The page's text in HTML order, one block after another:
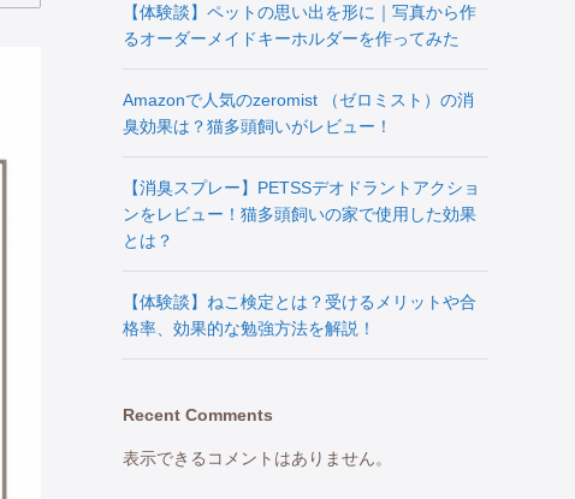
【体験談】ペットの思い出を形に｜写真から作
るオーダーメイドキーホルダーを作ってみた
Amazonで人気のzeromist （ゼロミスト）の消
臭効果は？猫多頭飼いがレビュー！
【消臭スプレー】PETSSデオドラントアクショ
ンをレビュー！猫多頭飼いの家で使用した効果
とは？
【体験談】ねこ検定とは？受けるメリットや合
格率、効果的な勉強方法を解説！
Recent Comments
表示できるコメントはありません。